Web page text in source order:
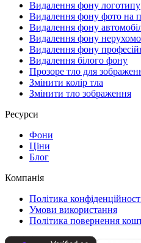
Видалення фону логотипу
Видалення фону фото на
Видалення фону
Видалення фону
Видалення фону
Видалення білого фону
Прозоре тло для
Змінити колір тла
Змінити тло зображення
Ресурси
Фони
Ціни
Блог
Компанія
Політика
Умови використання
Політика повернення